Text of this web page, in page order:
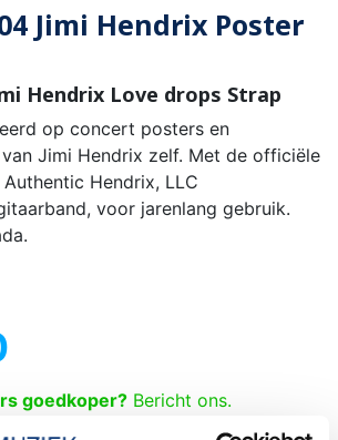
Jimi Hen­drix Poster
Hen­drix Love drops Strap
op concert posters en
Jimi Hendrix zelf. Met de officiële
Hendrix, LLC
voor jarenlang gebruik.
goedkoper? Bericht ons.